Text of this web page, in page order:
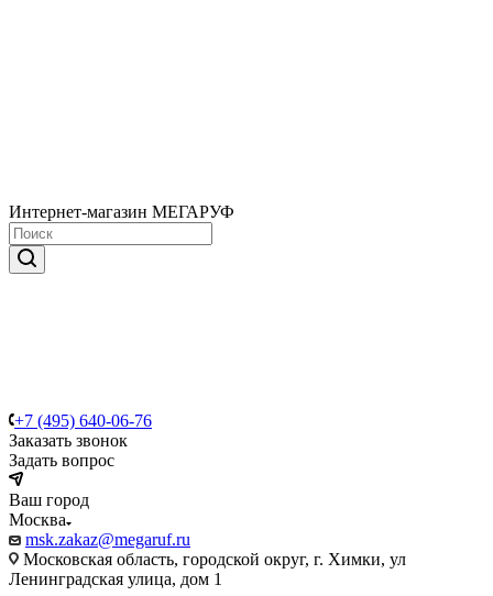
Интернет-магазин МЕГАРУФ
+7 (495) 640-06-76
Заказать звонок
Задать вопрос
Ваш город
Москва
msk.zakaz@megaruf.ru
Московская область, городской округ, г. Химки, ул
Ленинградская улица, дом 1